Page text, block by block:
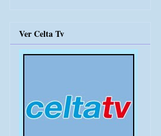
Ver Celta Tv